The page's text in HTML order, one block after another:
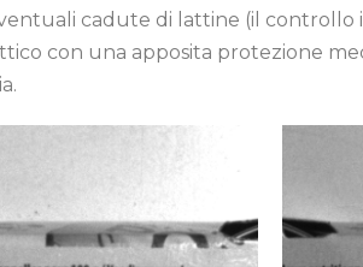
cadute di lattine (il
con una apposita protezione